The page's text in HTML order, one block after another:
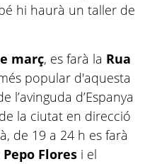
hi haurà un taller de
març, es farà la Rua
popular d'aquesta
l’avinguda d’Espanya
la ciutat en direcció
de 19 a 24 h es farà
Pepo Flores i el